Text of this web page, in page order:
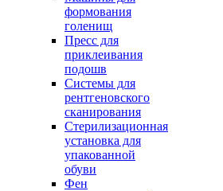
формования
голенищ
Пресс для
приклеивания
подошв
Системы для
рентгеновского
сканирования
Стерилизационная
установка для
упакованной
обуви
Фен